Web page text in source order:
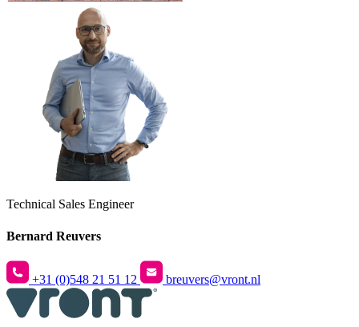
Technical Sales Engineer
Bernard Reuvers
+31 (0)548 21 51 12 breuvers@vront.nl